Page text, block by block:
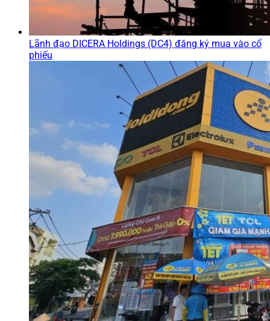
Lãnh đạo DICERA Holdings (DC4) đăng ký mua vào cổ
phiếu